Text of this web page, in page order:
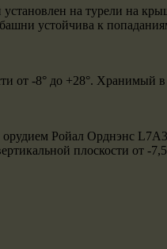
на турели на
устойчива к
-8° до +28°. Хранимый в
Ройал Орднэнс
плоскости от -